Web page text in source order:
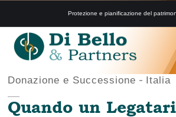
Protezione e pianificazione del
Donazione e Successione Italia
Quando un